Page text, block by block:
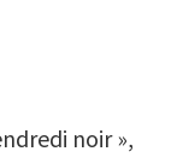
noir »,